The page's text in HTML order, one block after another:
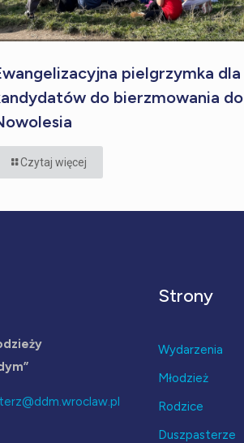
pielgrzymka dla
do bierzmowania do
Czytaj więcej
Strony
Wydarzenia
Młodzież
Rodzice
Duszpasterze